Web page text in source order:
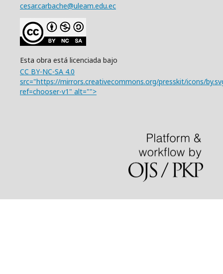
cesar.carbache@uleam.edu.ec
Esta obra está licenciada bajo
CC BY-NC-SA 4.0
src="https://mirrors.creativecommons.org/presskit/icons/
ref=chooser-v1" alt="">